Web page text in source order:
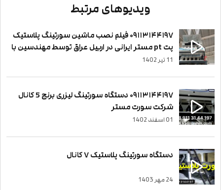
ویدیوهای مرتبط
۰۹۱۱۳۱۴۴۱۹۷ فیلم نصب ماشین سورتینگ پلاستیک
پت pt مستر ایرانی در اربیل عراق توسط مهندسین با
تجربه و حرفه ای سورت مستر
11 تیر 1402
۰۹۱۱۳۱۴۴۱۹۷ دستگاه سورتینگ لیزری برنج 5 کانال
شرکت سورت مستر
01 اسفند 1402
دستگاه سورتینگ پلاستیک ۷ کانال
24 مهر 1403